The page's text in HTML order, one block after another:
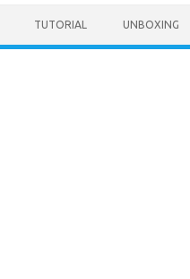
TUTORIAL UNBOXING